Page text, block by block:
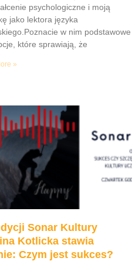
psychologiczne i moją
jako lektora języka
w nim podstawowe
które sprawiają, że
»
Sonar Kultury
Kotlicka stawia
Czym jest sukces?